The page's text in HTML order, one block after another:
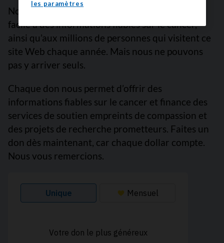
Nous sommes là pour vous garantir un accès
facile à des informations fiables sur le cancer,
ainsi qu’aux millions de personnes qui visitent ce
site Web chaque année. Mais nous ne pouvons
pas y arriver seuls.
Chaque don nous permet d’offrir des
informations fiables sur le cancer et finance des
services de soutien empreints de compassion et
des projets de recherche prometteurs. Faites un
don dès maintenant, car chaque dollar compte.
Nous vous remercions.
les paramètres